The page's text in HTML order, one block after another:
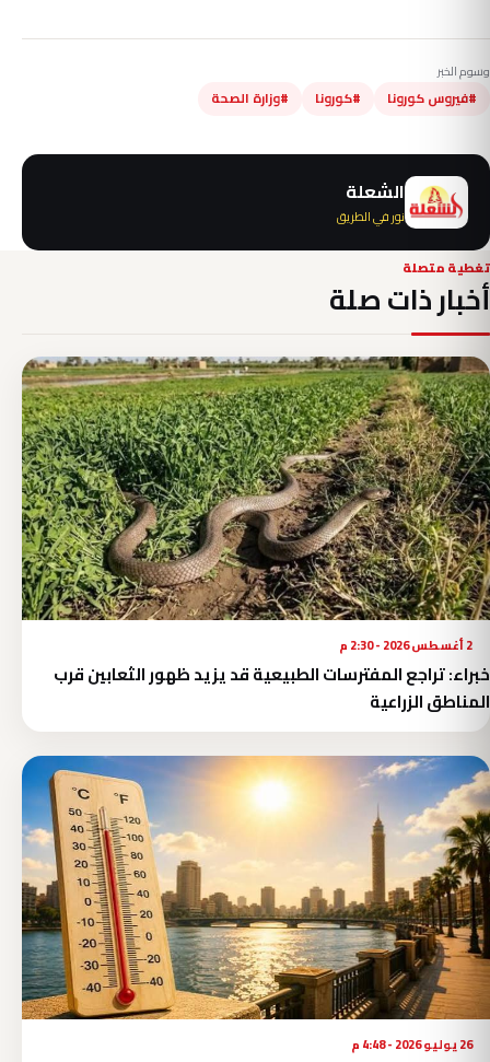
وسوم الخبر
#فيروس كورونا #كورونا #وزارة الصحة
الشعلة
نور في الطريق
تغطية متصلة
أخبار ذات صلة
2 أغسطس 2026 - 2:30 م
خبراء: تراجع المفترسات الطبيعية قد يزيد ظهور الثعابين قرب
المناطق الزراعية
26 يوليو 2026 - 4:48 م